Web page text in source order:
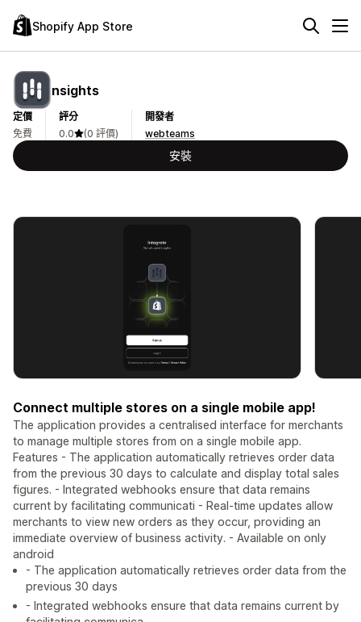
Shopify App Store
nsights
定價
免費
評分
0.0
(0 評價)
開發者
webteams
安裝
Connect multiple stores on a single mobile app!
The application provides a centralised interface for merchants
to manage multiple stores from on a single mobile app.
Features - The application automatically retrieves order data
from the previous 30 days to calculate and display total sales
figures. - Integrated webhooks ensure that data remains
current by facilitating communicati - Real-time updates allow
merchants to view new orders as they occur, providing an
immediate overview of business activity. - Available on only
android
- The application automatically retrieves order data from the
previous 30 days
- Integrated webhooks ensure that data remains current by